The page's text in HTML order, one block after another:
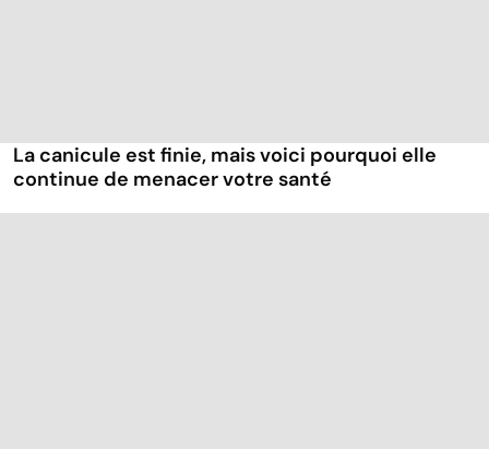
La canicule est finie, mais voici pourquoi elle
continue de menacer votre santé